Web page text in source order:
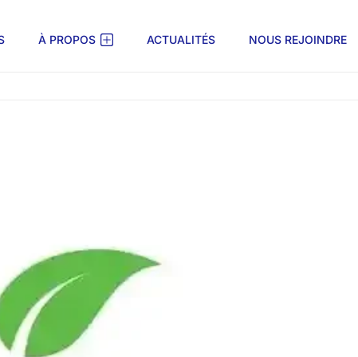
À PROPOS ACTUALITÉS NOUS REJOINDRE